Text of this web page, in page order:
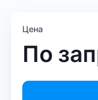
Цена
По